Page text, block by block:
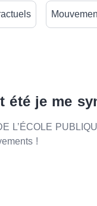
été je me
L’ÉCOLE
!